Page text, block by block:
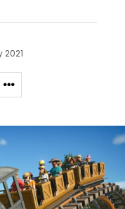
2021